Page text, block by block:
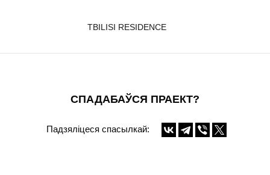
TBILISI RESIDENCE
СПАДАБАЎСЯ ПРАЕКТ?
Падзяліцеся спасылкай: